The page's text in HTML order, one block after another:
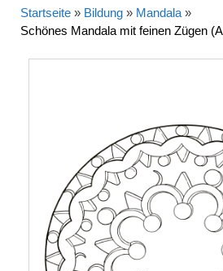
Startseite » Bildung » Mandala »
Schönes Mandala mit feinen Zügen